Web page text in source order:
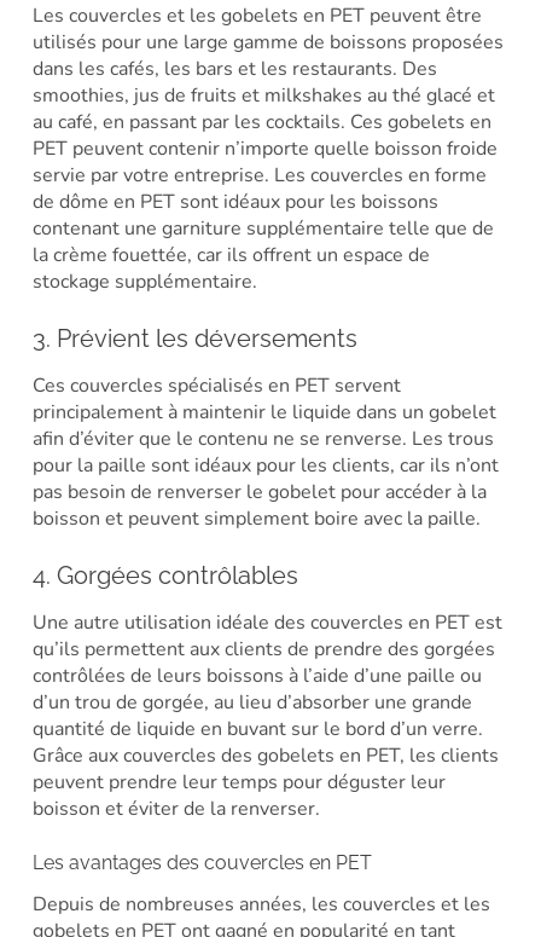
Les couvercles et les gobelets en PET peuvent être
utilisés pour une large gamme de boissons proposées
dans les cafés, les bars et les restaurants. Des
smoothies, jus de fruits et milkshakes au thé glacé et
au café, en passant par les cocktails. Ces gobelets en
PET peuvent contenir n’importe quelle boisson froide
servie par votre entreprise. Les couvercles en forme
de dôme en PET sont idéaux pour les boissons
contenant une garniture supplémentaire telle que de
la crème fouettée, car ils offrent un espace de
stockage supplémentaire.
3. Prévient les déversements
Ces couvercles spécialisés en PET servent
principalement à maintenir le liquide dans un gobelet
afin d’éviter que le contenu ne se renverse. Les trous
pour la paille sont idéaux pour les clients, car ils n’ont
pas besoin de renverser le gobelet pour accéder à la
boisson et peuvent simplement boire avec la paille.
4. Gorgées contrôlables
Une autre utilisation idéale des couvercles en PET est
qu’ils permettent aux clients de prendre des gorgées
contrôlées de leurs boissons à l’aide d’une paille ou
d’un trou de gorgée, au lieu d’absorber une grande
quantité de liquide en buvant sur le bord d’un verre.
Grâce aux couvercles des gobelets en PET, les clients
peuvent prendre leur temps pour déguster leur
boisson et éviter de la renverser.
Les avantages des couvercles en PET
Depuis de nombreuses années, les couvercles et les
gobelets en PET ont gagné en popularité en tant